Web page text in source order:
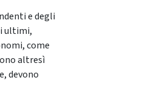
e degli
ultimi,
come
altresì
devono